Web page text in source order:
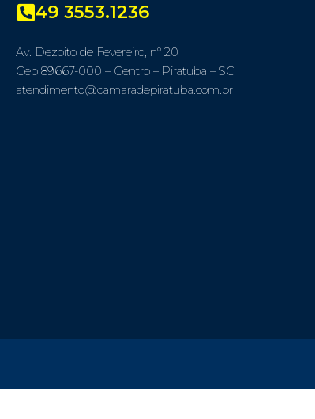
49 3553.1236
Av. Dezoito de Fevereiro, nº 20
Cep 89667-000 – Centro – Piratuba – SC
atendimento@camaradepiratuba.com.br